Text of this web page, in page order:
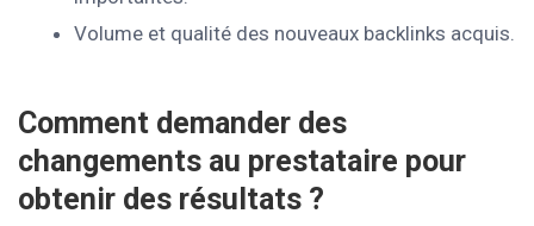
Volume et qualité des nouveaux backlinks acquis.
Comment demander des
changements au prestataire pour
obtenir des résultats ?